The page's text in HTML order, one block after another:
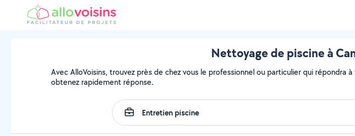
Nettoyage de piscine à
Avec AlloVoisins, trouvez près de chez vous le professionnel ou particulier qui
obtenez rapidement réponse.